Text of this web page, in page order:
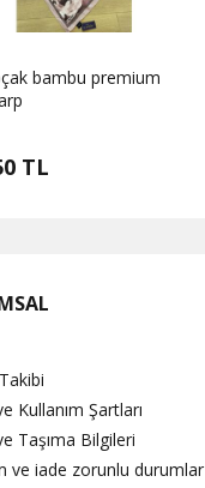
bambu premium
TL
Kullanım Şartları
Taşıma Bilgileri
ve iade zorunlu durumlar